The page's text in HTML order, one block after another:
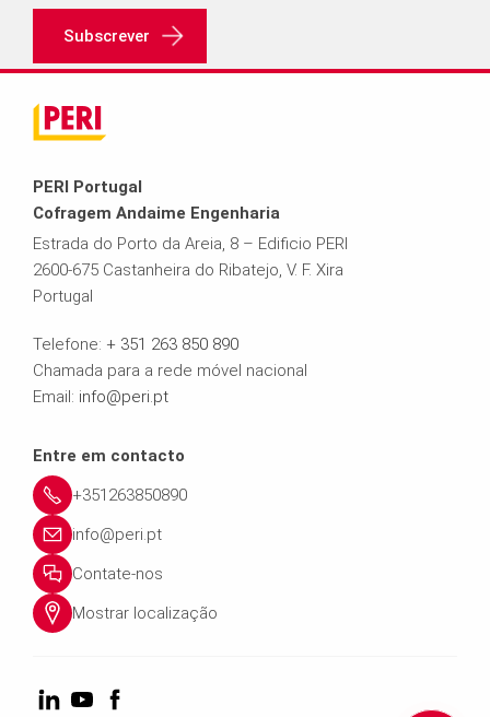
Subscrever
PERI Portugal
Cofragem Andaime Engenharia
Estrada do Porto da Areia, 8 – Edificio PERI
2600-675 Castanheira do Ribatejo, V. F. Xira
Portugal
Telefone: + 351 263 850 890
Chamada para a rede móvel nacional
Email: info@peri.pt
Entre em contacto
+351263850890
info@peri.pt
Contate-nos
Mostrar localização